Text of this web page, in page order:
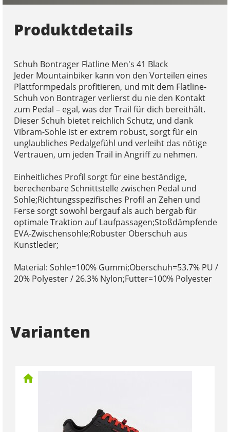
Produktdetails
Schuh Bontrager Flatline Men's 41 Black
Jeder Mountainbiker kann von den Vorteilen eines
Plattformpedals profitieren, und mit dem Flatline-
Schuh von Bontrager verlierst du nie den Kontakt
zum Pedal – egal, was der Trail für dich bereithält.
Dieser Schuh bietet reichlich Schutz, und dank
Vibram-Sohle ist er extrem robust, sorgt für ein
unglaubliches Pedalgefühl und verleiht das nötige
Vertrauen, um jeden Trail in Angriff zu nehmen.
Einheitliches Profil sorgt für eine beständige,
berechenbare Schnittstelle zwischen Pedal und
Sohle;Richtungsspezifisches Profil an Zehen und
Ferse sorgt sowohl bergauf als auch bergab für
optimale Traktion auf Laufpassagen;Stoßdämpfende
EVA-Zwischensohle;Robuster Oberschuh aus
Kunstleder;
Material: Sohle=100% Gummi;Oberschuh=53.7% PU /
20% Polyester / 26.3% Nylon;Futter=100% Polyester
Varianten